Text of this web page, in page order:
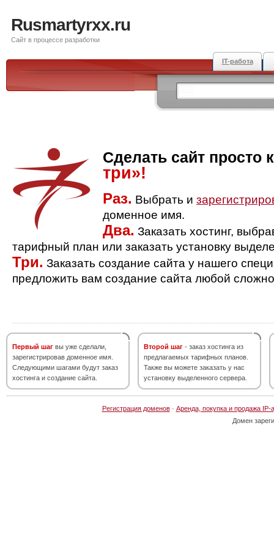
Rusmartyrxx.ru
Сайт в процессе разработки
IT-работа
Сделать сайт просто
три»!
Раз. Выбрать и
доменное имя.
Два. Заказать хостинг,
тарифный план или заказать установку
Три. Заказать создание сайта у нашего
предложить вам создание сайта любой
Первый шаг вы уже сделали,
зарегистрировав доменное имя.
Следующими шагами будут заказ
хостинга и создание сайта.
Второй шаг - заказ хостинга из
предлагаемых тарифных планов.
Также вы можете заказать у нас
установку выделенного сервера.
Регистрация доменов· Аренда, покупка и продажа IP-
Домен